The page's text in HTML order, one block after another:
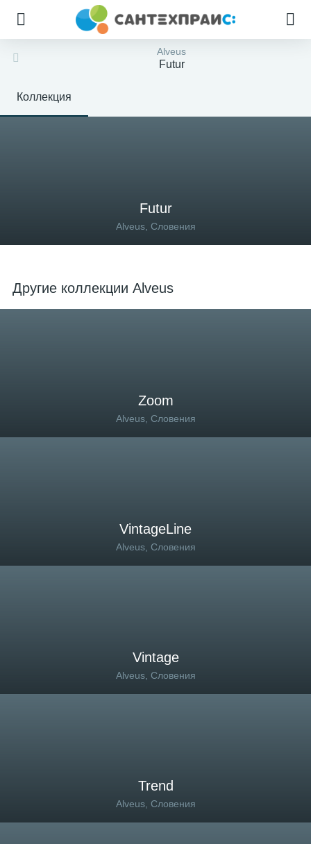
Alveus
Futur
Коллекция
Futur
Alveus, Словения
Другие коллекции Alveus
Zoom
Alveus, Словения
VintageLine
Alveus, Словения
Vintage
Alveus, Словения
Trend
Alveus, Словения